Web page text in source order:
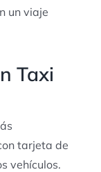
un viaje
Taxi
tarjeta de
vehículos.